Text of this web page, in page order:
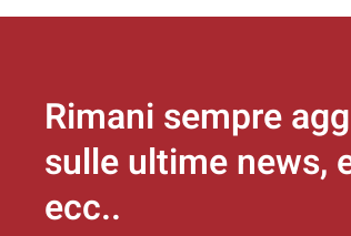
Rimani sempre
sulle ultime news,
ecc..